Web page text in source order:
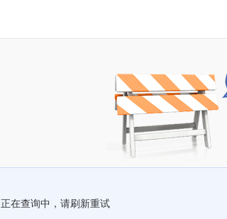
正在查询中，请刷新重试